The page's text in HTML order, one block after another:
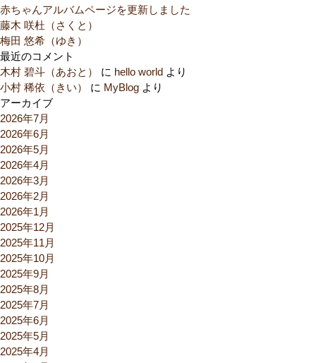
赤ちゃんアルバムページを更新しました
藤木 咲杜（さくと）
梅田 悠希（ゆき）
最近のコメント
木村 碧斗（あおと）
に hello world より
小村 稀依（きい）
に MyBlog より
アーカイブ
2026年7月
2026年6月
2026年5月
2026年4月
2026年3月
2026年2月
2026年1月
2025年12月
2025年11月
2025年10月
2025年9月
2025年8月
2025年7月
2025年6月
2025年5月
2025年4月